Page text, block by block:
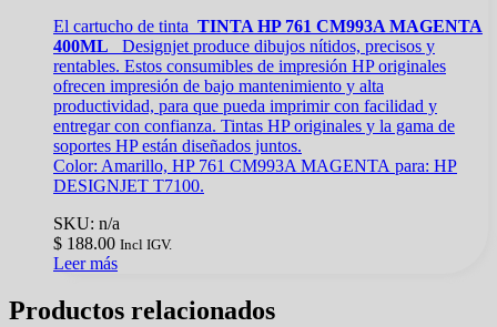
El cartucho de tinta TINTA HP 761 CM993A MAGENTA
400ML
Designjet produce dibujos nítidos, precisos y
rentables. Estos consumibles de impresión HP originales
ofrecen impresión de bajo mantenimiento y alta
productividad, para que pueda imprimir con facilidad y
entregar con confianza. Tintas HP originales y la gama de
soportes HP están diseñados juntos.
Color: Amarillo, HP 761 CM993A MAGENTA para: HP
DESIGNJET T7100.
SKU: n/a
$ 188.00 Incl IGV.
Leer más
Productos relacionados